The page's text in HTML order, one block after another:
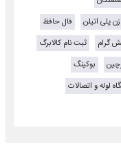
پلی اتیلن
فال حافظ
گرام
ثبت نام کالابرگ
بوکینگ
لوله و اتصالات